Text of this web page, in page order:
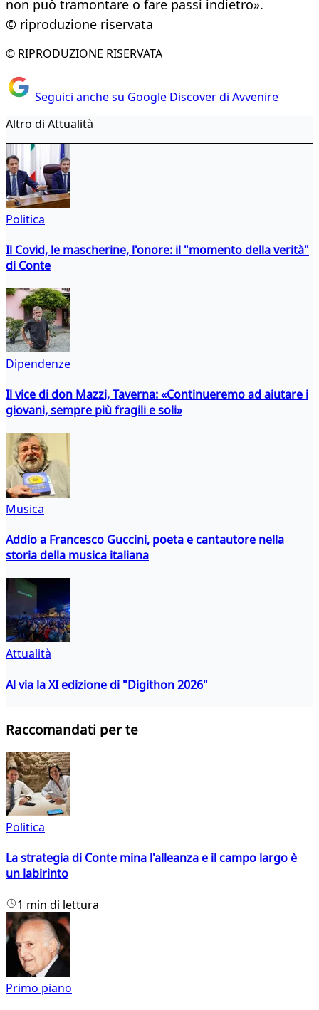
non può tramontare o fare passi indietro».
© riproduzione riservata
© RIPRODUZIONE RISERVATA
Seguici anche su Google Discover di Avvenire
Altro di Attualità
Politica
Il Covid, le mascherine, l'onore: il "momento della verità"
di Conte
Dipendenze
Il vice di don Mazzi, Taverna: «Continueremo ad aiutare i
giovani, sempre più fragili e soli»
Musica
Addio a Francesco Guccini, poeta e cantautore nella
storia della musica italiana
Attualità
Al via la XI edizione di "Digithon 2026"
Raccomandati per te
Politica
La strategia di Conte mina l'alleanza e il campo largo è
un labirinto
1 min di lettura
Primo piano